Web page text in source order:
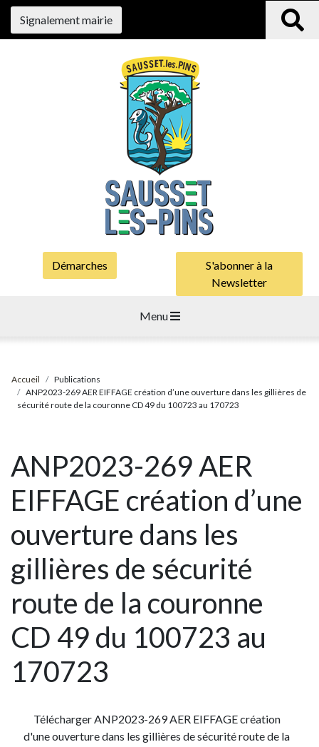
Signalement mairie
Démarches
S'abonner à la
Newsletter
Menu
Accueil
Publications
ANP2023-269 AER EIFFAGE création d’une ouverture dans les gillières de
sécurité route de la couronne CD 49 du 100723 au 170723
ANP2023-269 AER
EIFFAGE création d’une
ouverture dans les
gillières de sécurité
route de la couronne
CD 49 du 100723 au
170723
Télécharger ANP2023-269 AER EIFFAGE création
d'une ouverture dans les gillières de sécurité route de la